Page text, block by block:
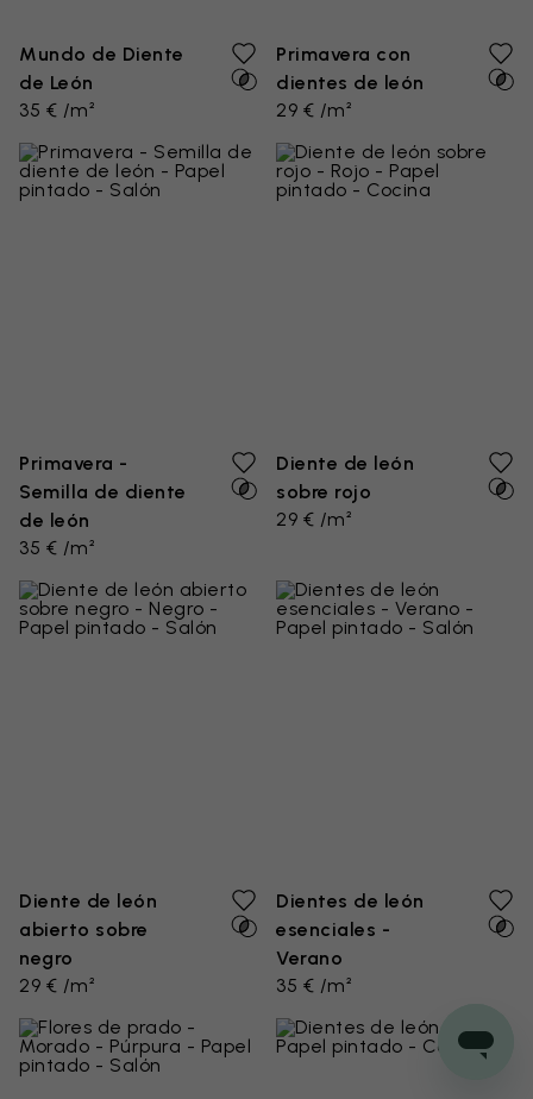
Mundo de Diente
de León
35 € /m²
Primavera con
dientes de león
29 € /m²
Primavera -
Semilla de diente
de león
35 € /m²
Diente de león
sobre rojo
29 € /m²
Diente de león
abierto sobre
negro
29 € /m²
Dientes de león
esenciales -
Verano
35 € /m²